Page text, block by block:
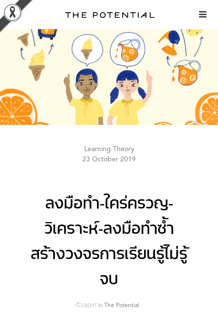
Skip
to
content
Learning Theory
23 October 2019
ลงมือทำ-ใคร่ครวญ-
วิเคราะห์-ลงมือทำซ้ำ
สร้างวงจรการเรียนรู้ไม่รู้
จบ
เรื่องและภาพ The Potential